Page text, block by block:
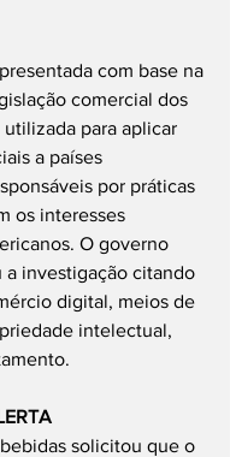
com base na
comercial dos
utilizada para aplicar
a países
por práticas
os interesses
O governo
investigação citando
digital, meios de
intelectual,
solicitou que o